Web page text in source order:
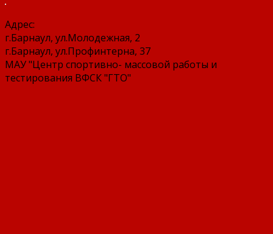
Адрес:
г.Барнаул, ул.Молодежная, 2
г.Барнаул, ул.Профинтерна, 37
МАУ "Центр спортивно- массовой работы и
тестирования ВФСК "ГТО"